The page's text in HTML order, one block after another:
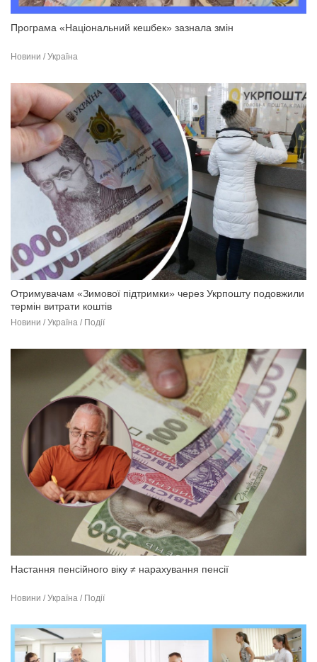
Програма «Національний кешбек» зазнала змін
Новини / Україна
Отримувачам «Зимової підтримки» через Укрпошту подовжили
термін витрати коштів
Новини / Україна / Події
Настання пенсійного віку ≠ нарахування пенсії
Новини / Україна / Події